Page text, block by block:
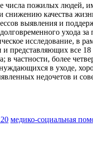
числа пожилых
качества
выявления и
ухода
исследование, в
представляющих все
в частности, более
в уходе,
недочетов и
20 медико-социальная